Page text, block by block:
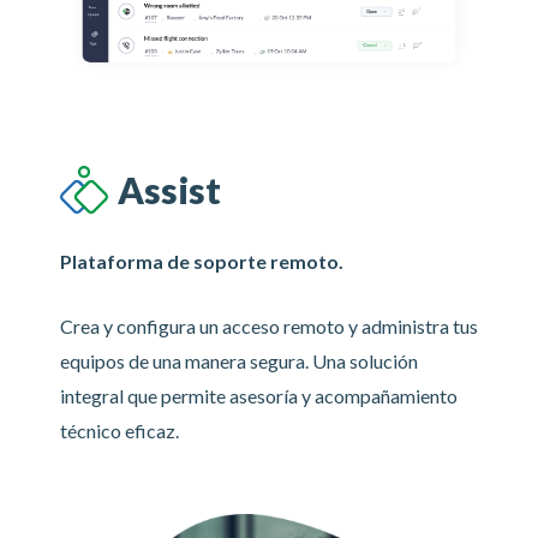
Assist
Plataforma de soporte remoto.
Crea y configura un acceso remoto y administra tus
equipos de una manera segura. Una solución
integral que permite asesoría y acompañamiento
técnico eficaz.